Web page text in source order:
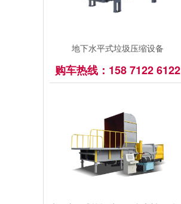
地下水平式垃圾压缩设备
购车热线：158 7122 6122